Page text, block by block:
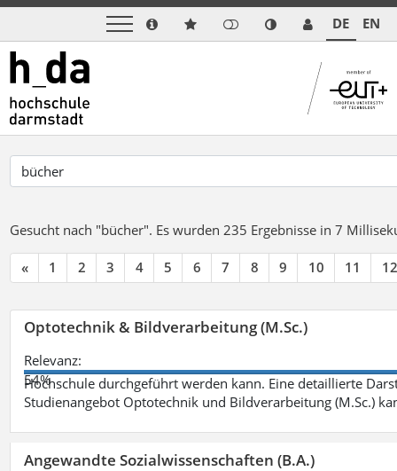
DE EN
Gesucht nach "bücher". Es wurden 235 Ergebnisse in 7
« 1 2 3 4 5 6 7 8 9 10 11 12
Optotechnik & Bildverarbeitung (M.Sc.)
Relevanz:
54%
Hochschule durchgeführt werden kann. Eine detaillierte
Studienangebot Optotechnik und Bildverarbeitung (M.Sc.)
Angewandte Sozialwissenschaften (B.A.)